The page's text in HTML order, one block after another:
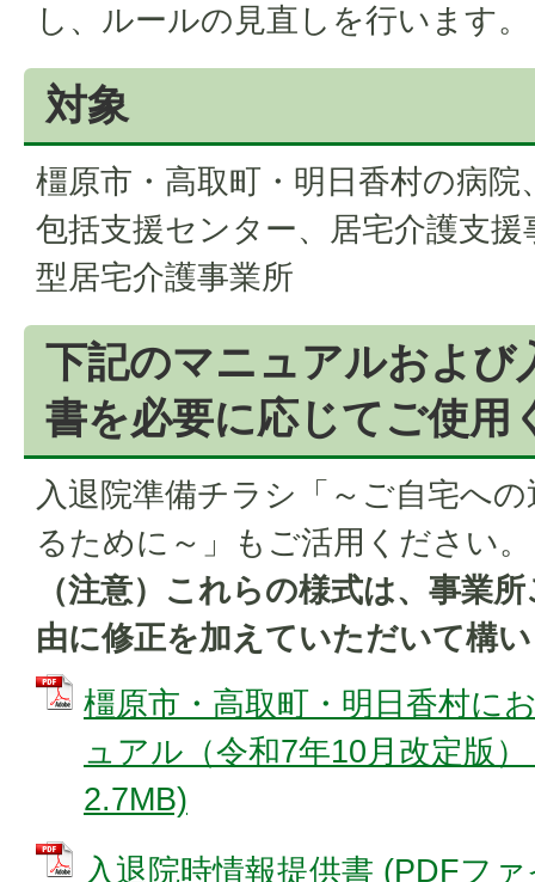
し、ルールの見直しを行います。
対象
橿原市・高取町・明日香村の病院
包括支援センター、居宅介護支
型居宅介護事業所
下記のマニュアルおよび
書を必要に応じてご使用
入退院準備チラシ「～ご自宅へ
るために～」もご活用ください。
（注意）これらの様式は、事業
由に修正を加えていただいて構
橿原市・高取町・明日香村に
ュアル（令和7年10月改定版
2.7MB)
入退院時情報提供書 (PDFフ